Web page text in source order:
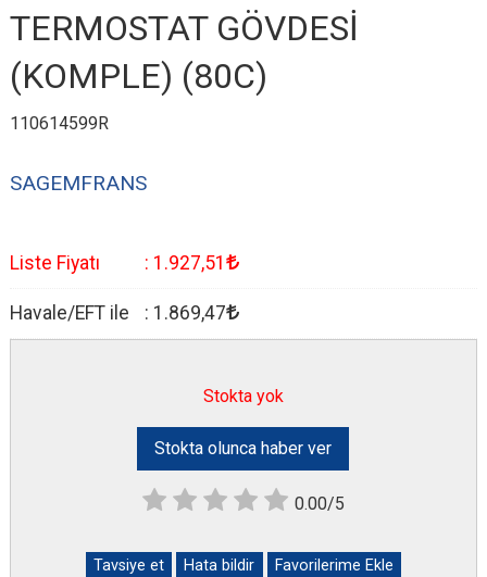
TERMOSTAT GÖVDESİ
(KOMPLE) (80C)
110614599R
SAGEMFRANS
Liste Fiyatı : 1.927,51
Havale/EFT ile : 1.869,47
Stokta yok
Stokta olunca haber ver
0.00/5
Tavsiye et Hata bildir Favorilerime Ekle